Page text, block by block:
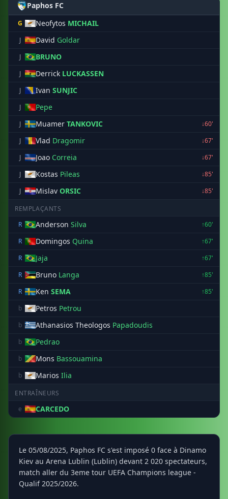
Paphos FC
G Neofytos MICHAIL
J David Goldar
J BRUNO
J Derrick LUCKASSEN
J Ivan SUNJIC
J Pepe
J Muamer TANKOVIC
↓60'
J
Vlad Dragomir
↓67'
J
Joao Correia
↓67'
J
Kostas Pileas
↓85'
J
Mislav ORSIC ↓85'
REMPLAÇANTS
R
Anderson Silva
↑60'
R
Domingos Quina
↑67'
R
Jaja
↑67'
R
Bruno Langa
↑85'
R
Ken SEMA
↑85'
b
Petros Petrou
b Athanasios Theologos Papadoudis
b Pedrao
b Mons Bassouamina
b Marios Ilia
ENTRAÎNEURS
e
CARCEDO
Le 05/08/2025, Paphos FC s'est imposé 0 face à Dinamo
Kiev au Arena Lublin (Lublin) devant 2 020 spectateurs,
match aller du 3eme tour UEFA Champions league -
Qualif 2025/2026.